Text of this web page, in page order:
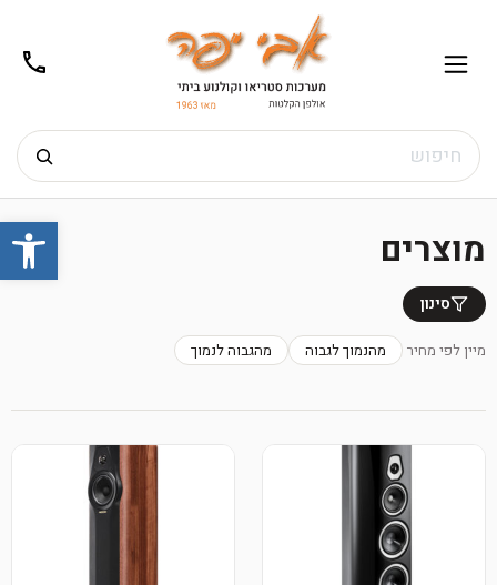
Skip
content
חיפוש
תפריט 02-
מוצרים
סינון
מיין לפי מחיר מהנמוך לגבוה מהגבוה לנמוך